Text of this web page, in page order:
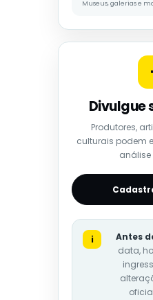
Museus, galerias e
Divulgue
Produtores,
culturais podem
análise
i Antes
data,